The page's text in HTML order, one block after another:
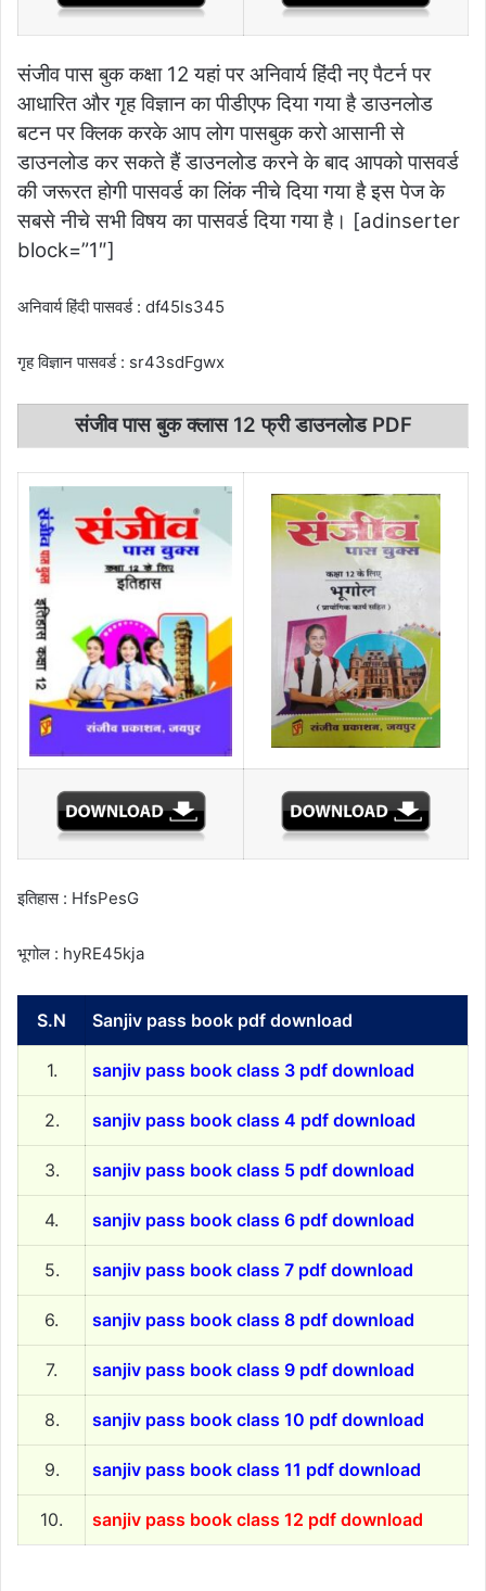
संजीव पास बुक कक्षा 12 यहां पर अनिवार्य हिंदी नए पैटर्न पर
आधारित और गृह विज्ञान का पीडीएफ दिया गया है डाउनलोड
बटन पर क्लिक करके आप लोग पासबुक करो आसानी से
डाउनलोड कर सकते हैं डाउनलोड करने के बाद आपको पासवर्ड
की जरूरत होगी पासवर्ड का लिंक नीचे दिया गया है इस पेज के
सबसे नीचे सभी विषय का पासवर्ड दिया गया है। [adinserter
block=”1″]
अनिवार्य हिंदी पासवर्ड : df45ls345
गृह विज्ञान पासवर्ड : sr43sdFgwx
संजीव पास बुक क्लास 12 फ्री डाउनलोड PDF
इतिहास : HfsPesG
भूगोल : hyRE45kja
S.N Sanjiv pass book pdf download
1. sanjiv pass book class 3 pdf download
2. sanjiv pass book class 4 pdf download
3. sanjiv pass book class 5 pdf download
4. sanjiv pass book class 6 pdf download
5. sanjiv pass book class 7 pdf download
6. sanjiv pass book class 8 pdf download
7. sanjiv pass book class 9 pdf download
8. sanjiv pass book class 10 pdf download
9. sanjiv pass book class 11 pdf download
10. sanjiv pass book class 12 pdf download